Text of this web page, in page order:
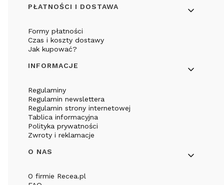
PŁATNOŚCI I DOSTAWA
Formy płatności
Czas i koszty dostawy
Jak kupować?
INFORMACJE
Regulaminy
Regulamin newslettera
Regulamin strony internetowej
Tablica informacyjna
Polityka prywatności
Zwroty i reklamacje
O NAS
O firmie Recea.pl